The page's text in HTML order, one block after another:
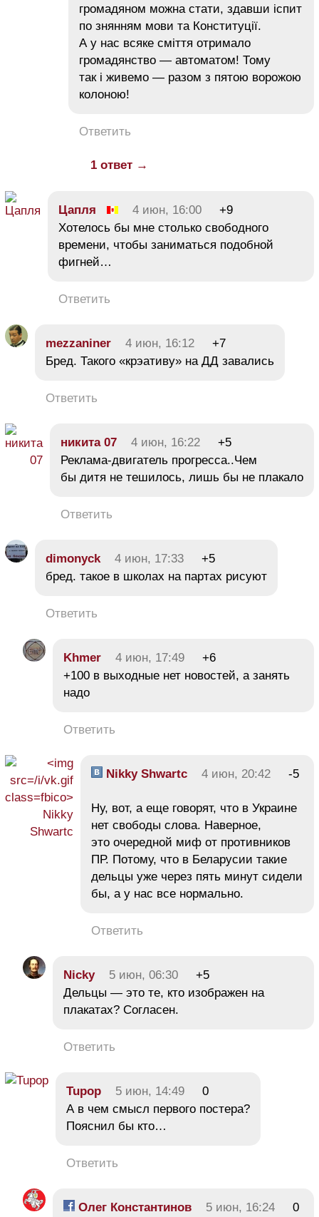
громадяном можна стати, здавши іспит
по знянням мови та Конституції.
А у нас всяке сміття отримало
громадянство — автоматом! Тому
так і живемо — разом з пятою ворожою
колоною!
Ответить
1 ответ →
Цапля 4 июн, 16:00
+9
Хотелось бы мне столько свободного
времени, чтобы заниматься подобной
фигней…
Ответить
mezzaniner 4 июн, 16:12
+7
Бред. Такого «крэативу» на ДД завались
Ответить
никита 07 4 июн, 16:22
+5
Реклама-двигатель прогресса..Чем
бы дитя не тешилось, лишь бы не плакало
Ответить
dimonyck 4 июн, 17:33
+5
бред. такое в школах на партах рисуют
Ответить
Khmer 4 июн, 17:49
+6
+100 в выходные нет новостей, а занять
надо
Ответить
Nikky Shwartc 4 июн, 20:42 -5
Ну, вот, а еще говорят, что в Украине
нет свободы слова. Наверное,
это очередной миф от противников
ПР. Потому, что в Беларусии такие
дельцы уже через пять минут сидели
бы, а у нас все нормально.
Ответить
Nicky 5 июн, 06:30
+5
Дельцы — это те, кто изображен на
плакатах? Согласен.
Ответить
Tupop 5 июн, 14:49
0
А в чем смысл первого постера?
Пояснил бы кто…
Ответить
Олег Константинов 5 июн, 16:24 0